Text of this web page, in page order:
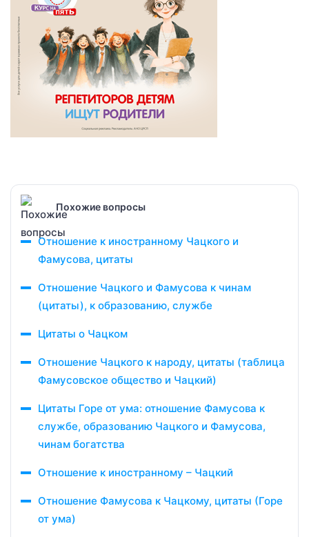
Похожие вопросы
Отношение к иностранному Чацкого и
Фамусова, цитаты
Отношение Чацкого и Фамусова к чинам
(цитаты), к образованию, службе
Цитаты о Чацком
Отношение Чацкого к народу, цитаты (таблица
Фамусовское общество и Чацкий)
Цитаты Горе от ума: отношение Фамусова к
службе, образованию Чацкого и Фамусова,
чинам богатства
Отношение к иностранному – Чацкий
Отношение Фамусова к Чацкому, цитаты (Горе
от ума)